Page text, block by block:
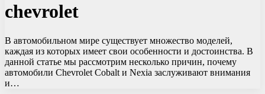
chevrolet
В автомобильном мире существует множество моделей,
каждая из которых имеет свои особенности и достоинства. В
данной статье мы рассмотрим несколько причин, почему
автомобили Chevrolet Cobalt и Nexia заслуживают внимания
и…